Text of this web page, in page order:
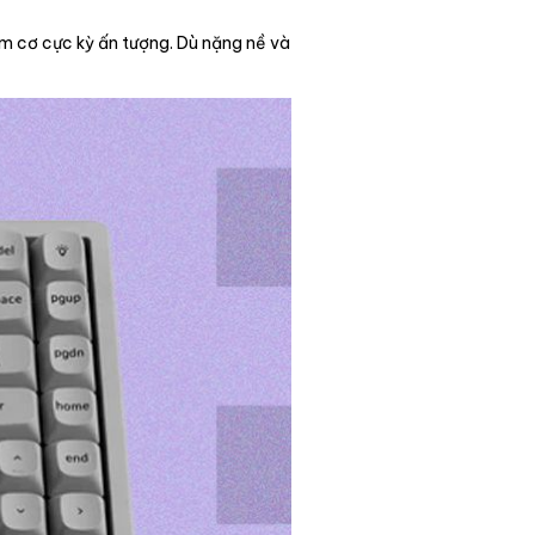
cơ cực kỳ ấn tượng. Dù nặng nề và